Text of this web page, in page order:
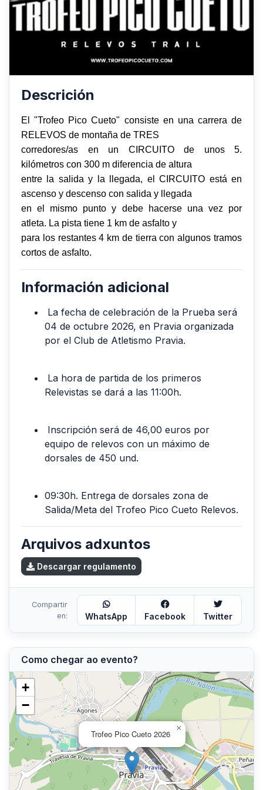
Descrición
El "Trofeo Pico Cueto" consiste en una carrera de
RELEVOS de montaña de TRES
corredores/as en un CIRCUITO de unos 5.
kilómetros con 300 m diferencia de altura
entre la salida y la llegada, el CIRCUITO está en
ascenso y descenso con salida y llegada
en el mismo punto y debe hacerse una vez por
atleta. La pista tiene 1 km de asfalto y
para los restantes 4 km de tierra con algunos tramos
cortos de asfalto.
Información adicional
La fecha de celebración de la Prueba será
04 de octubre 2026, en Pravia organizada
por el Club de Atletismo Pravia.
La hora de partida de los primeros
Relevistas se dará a las 11:00h.
Inscripción será de 46,00 euros por
equipo de relevos con un máximo de
dorsales de 450 und.
09:30h. Entrega de dorsales zona de
Salida/Meta del Trofeo Pico Cueto Relevos.
Arquivos adxuntos
Descargar regulamento
Compartir
en:
WhatsApp Facebook Twitter
Como chegar ao evento?
Trofeo Pico Cueto 2026
×
+
−